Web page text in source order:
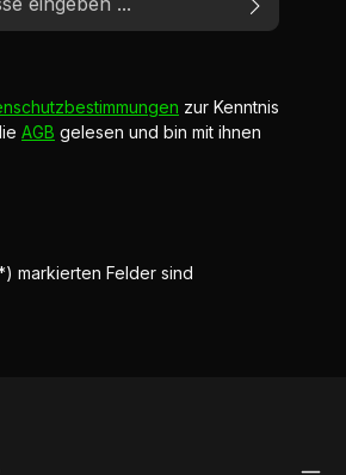
zur Kenntnis
AGB gelesen und bin mit ihnen
markierten Felder sind